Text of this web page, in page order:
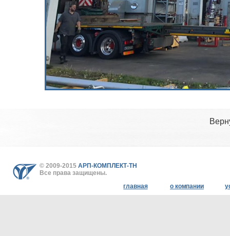
© 2009-2015 АРП-КОМПЛЕКТ-ТН
Все права защищены.
главная
о компании